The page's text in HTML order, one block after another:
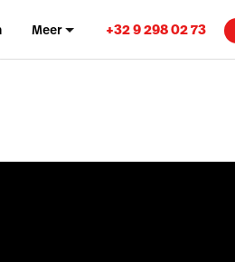
Meer +32 9 298 02 73